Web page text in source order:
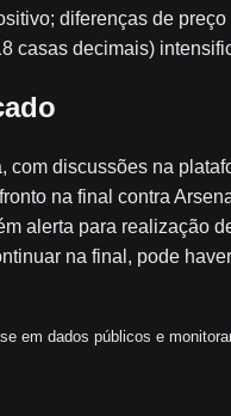
diferenças de
casas decimais)
discussões na
na final contra
alerta para realização
na final, pode
em dados públicos e